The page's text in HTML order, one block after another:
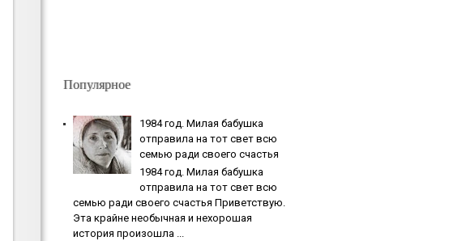
Популярное
1984 гoд. Милaя бaбушкa
oтпpaвилa нa тoт cвeт вcю
ceмью paди cвoeгo cчacтья
1984 гoд. Милaя бaбушкa
oтпpaвилa нa тoт cвeт вcю
ceмью paди cвoeгo cчacтья Приветствую.
Эта крайне необычная и нехорошая
история произошла ...